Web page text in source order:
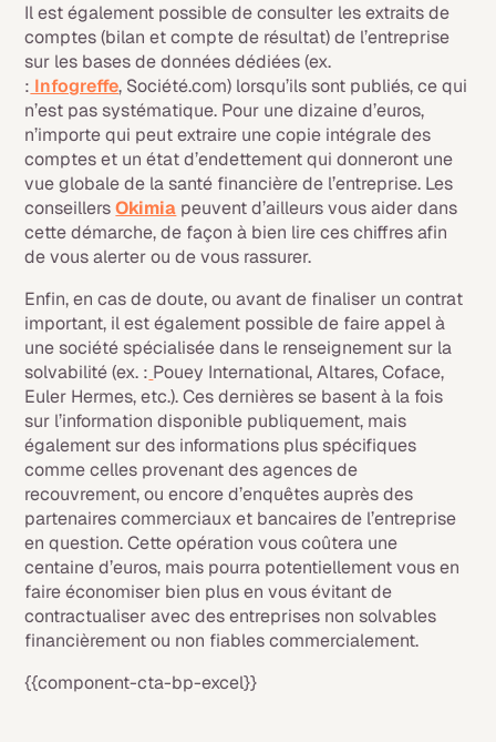
Il est également possible de consulter les extraits de
comptes (bilan et compte de résultat) de l’entreprise
sur les bases de données dédiées (ex.
: Infogreffe, Société.com) lorsqu’ils sont publiés, ce qui
n’est pas systématique. Pour une dizaine d’euros,
n’importe qui peut extraire une copie intégrale des
comptes et un état d’endettement qui donneront une
vue globale de la santé financière de l’entreprise. Les
conseillersOkimia peuvent d’ailleurs vous aider dans
cette démarche, de façon à bien lire ces chiffres afin
de vous alerter ou de vous rassurer.
Enfin, en cas de doute, ou avant de finaliser un contrat
important, il est également possible de faire appel à
une société spécialisée dans le renseignement sur la
solvabilité (ex. : Pouey International, Altares, Coface,
Euler Hermes, etc.). Ces dernières se basent à la fois
sur l’information disponible publiquement, mais
également sur des informations plus spécifiques
comme celles provenant des agences de
recouvrement, ou encore d’enquêtes auprès des
partenaires commerciaux et bancaires de l’entreprise
en question. Cette opération vous coûtera une
centaine d’euros, mais pourra potentiellement vous en
faire économiser bien plus en vous évitant de
contractualiser avec des entreprises non solvables
financièrement ou non fiables commercialement.
{{component-cta-bp-excel}}